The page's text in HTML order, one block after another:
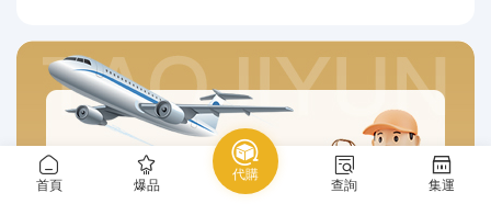
首頁 爆品
代購
查詢 集運